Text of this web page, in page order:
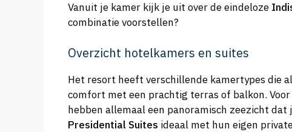
Vanuit je kamer kijk je uit over de eindeloze
combinatie voorstellen?
Overzicht hotelkamers en suites
Het resort heeft verschillende kamertypes die
comfort met een prachtig terras of balkon.
hebben allemaal een panoramisch zeezicht
Presidential Suites ideaal met hun eigen